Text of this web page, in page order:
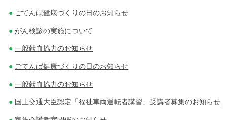
ごてんば健康づくりの日のお知らせ
がん検診の実施について
一般献血協力のお知らせ
ごてんば健康づくりの日のお知らせ
一般献血協力のお知らせ
国土交通大臣認定「福祉車両運転者講習」受講者募集のお知らせ